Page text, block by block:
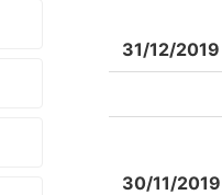
31/12/2019 |
30/11/2019 |